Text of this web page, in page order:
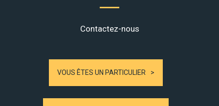
Contactez-nous
VOUS ÊTES UN PARTICULIER